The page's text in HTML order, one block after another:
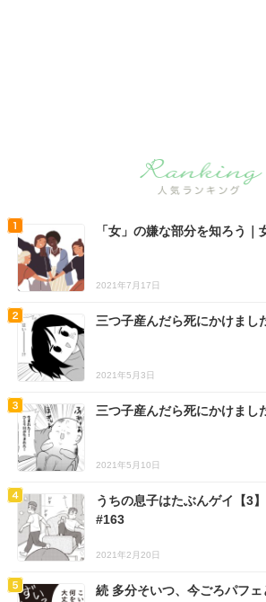
「女」の嫌な部分を知ろう｜
2021年7月17日
三つ子産んだら死にかけまし
2021年5月3日
三つ子産んだら死にかけまし
2021年5月10日
うちの息子はたぶんゲイ【3
#163
2021年2月20日
続 多分そいつ、今ごろパフェ